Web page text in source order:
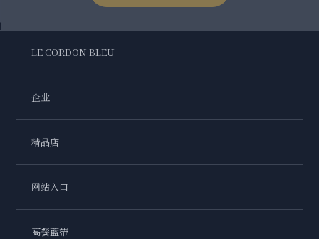
LE CORDON BLEU
企业
精品店
网站入口
高餐藍帶